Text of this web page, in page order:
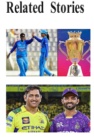
Related Stories